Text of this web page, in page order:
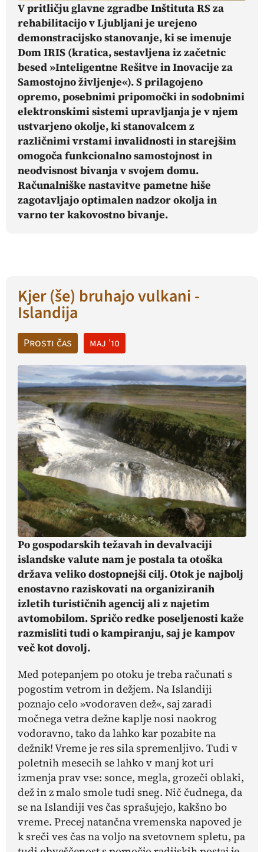
V pritličju glavne zgradbe Inštituta RS za
rehabilitacijo v Ljubljani je urejeno
demonstracijsko stanovanje, ki se imenuje
Dom IRIS (kratica, sestavljena iz začetnic
besed »Inteligentne Rešitve inInovacije za
Samostojno življenje«). S prilagojeno
opremo, posebnimi pripomočki in sodobnimi
elektronskimi sistemi upravljanja je v njem
ustvarjeno okolje, ki stanovalcem z
različnimi vrstami invalidnosti in starejšim
omogoča funkcionalno samostojnost in
neodvisnost bivanja v svojem domu.
Računalniške nastavitve pametne hiše
zagotavljajo optimalen nadzor okolja in
varno ter kakovostno bivanje.
Kjer (še) bruhajo vulkani -
Islandija
Prosti čas maj '10
Po gospodarskih težavah in devalvaciji
islandske valute nam je postala ta otoška
država veliko dostopnejši cilj. Otok je najbolj
enostavno raziskovati na organiziranih
izletih turističnih agencij ali z najetim
avtomobilom. Spričo redke poseljenosti kaže
razmisliti tudi o kampiranju, saj je kampov
več kot dovolj.
Med potepanjem po otoku je treba računati s
pogostim vetrom in dežjem. Na Islandiji
poznajo celo »vodoraven dež«, saj zaradi
močnega vetra dežne kaplje nosi naokrog
vodoravno, tako da lahko kar pozabite na
dežnik! Vreme je res sila spremenljivo. Tudi v
poletnih mesecih se lahko v manj kot uri
izmenja prav vse: sonce, megla, grozeči oblaki,
dež in z malo smole tudi sneg. Nič čudnega, da
se na Islandiji ves čas sprašujejo, kakšno bo
vreme. Precej natančna vremenska napoved je
k sreči ves čas na voljo na svetovnem spletu, pa